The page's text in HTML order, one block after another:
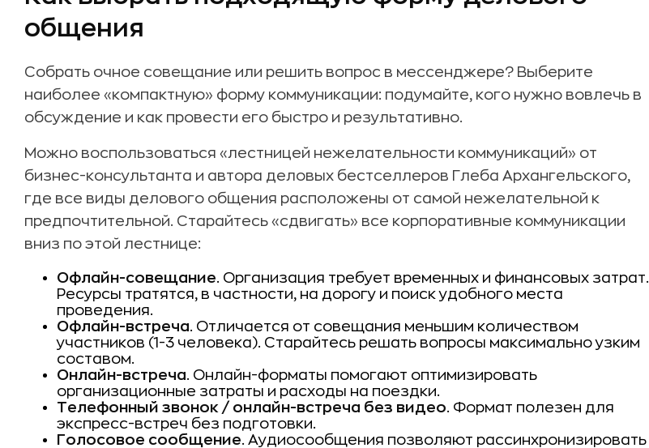
общения
Собрать очное совещание или решить вопрос в мессенджере? Выберите
наиболее «компактную» форму коммуникации: подумайте, кого нужно вовлечь в
обсуждение и как провести его быстро и результативно.
Можно воспользоваться «лестницей нежелательности коммуникаций» от
бизнес-консультанта и автора деловых бестселлеров Глеба Архангельского,
где все виды делового общения расположены от самой нежелательной к
предпочтительной. Старайтесь «cдвигать» все корпоративные коммуникации
вниз по этой лестнице:
Офлайн-совещание. Организация требует временных и финансовых затрат.
Ресурсы тратятся, в частности, на дорогу и поиск удобного места
проведения.
Офлайн-встреча. Отличается от совещания меньшим количеством
участников (1-3 человека). Старайтесь решать вопросы максимально узким
составом.
Онлайн-встреча. Онлайн-форматы помогают оптимизировать
организационные затраты и расходы на поездки.
Телефонный звонок / онлайн-встреча без видео. Формат полезен для
экспресс-встреч без подготовки.
Голосовое сообщение. Аудиосообщения позволяют рассинхронизировать